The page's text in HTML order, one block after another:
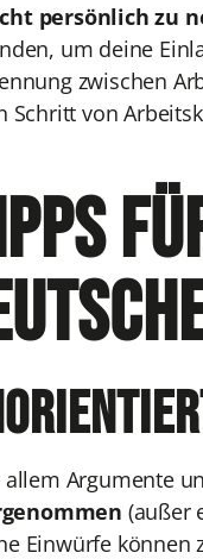
persönlich zu
um deine
zwischen
Schritt von
Argumente
(außer
Einwürfe